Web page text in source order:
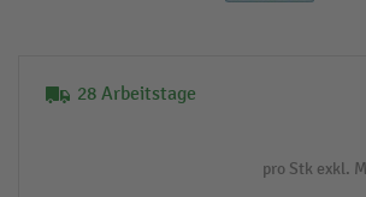
28 Arbeitstage
pro Stk exkl.